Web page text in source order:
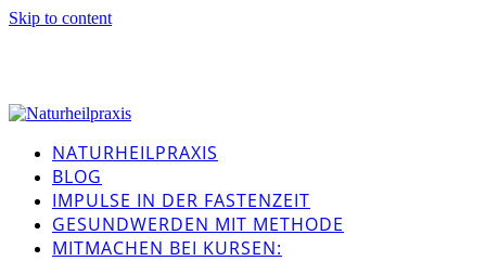
Skip to content
NATURHEILPRAXIS
BLOG
IMPULSE IN DER FASTENZEIT
GESUNDWERDEN MIT METHODE
MITMACHEN BEI KURSEN: